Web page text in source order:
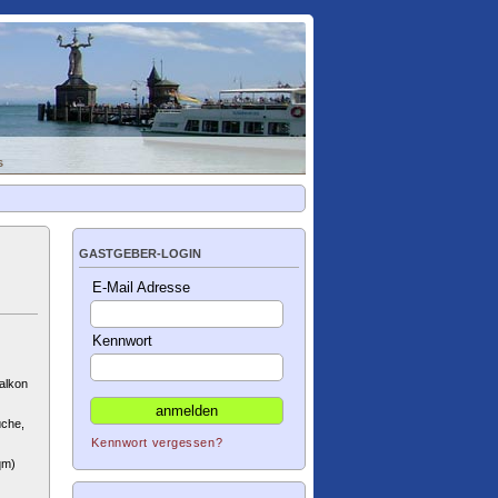
GASTGEBER-LOGIN
E-Mail Adresse
Kennwort
Kennwort vergessen?